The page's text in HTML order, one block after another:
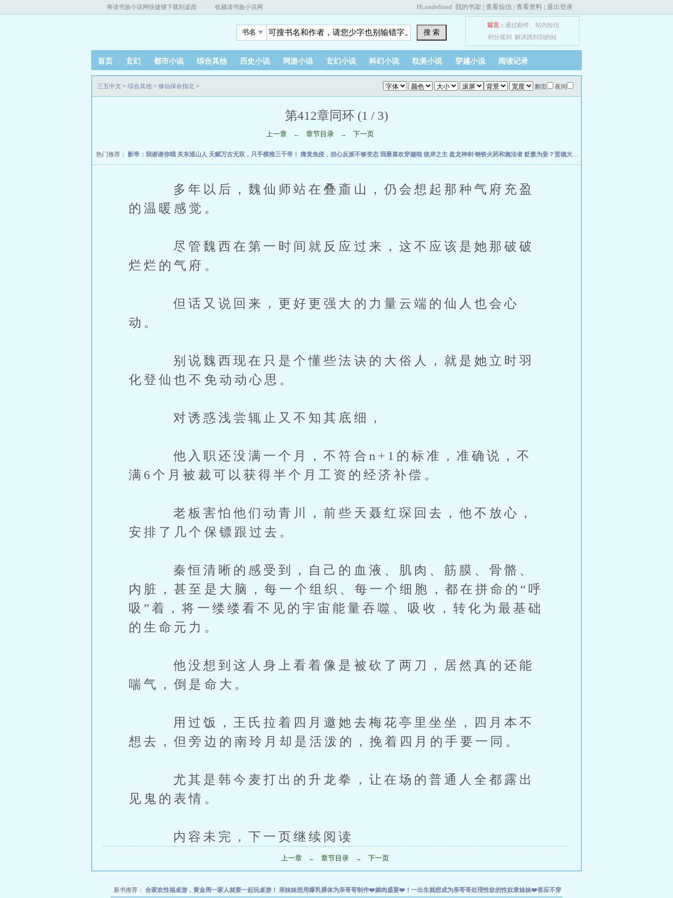
将读书族小说网快捷键下载到桌面 收藏读书族小说网 Hi,undefined 我的书架 | 查看短信 | 查看资料 | 退出登录
书名 搜 索
留言： 通过邮件、 站内短信
积分规则
解决跳到别的站
首页 玄幻 都市小说 综合其他 历史小说 网游小说 玄幻小说 科幻小说 耽美小说 穿越小说 阅读记录
翻页 夜间
三五中文 > 综合其他 > 修仙保命指北 >
第412章同环 (1 / 3)
上一章 ← 章节目录 → 下一页
热门推荐： 影帝：我谢谢你哦 关东巡山人 天赋万古无双，只手横推三千帝！ 痛觉免疫，担心反派不够变态 我最喜欢穿越啦 彼岸之主 盘龙神剑 钢铁火药和施法者 贬妻为妾？贤德大妇她掀桌了
多年以后，魏仙师站在叠齑山，仍会想起那种气府充盈
的温暖感觉。
尽管魏西在第一时间就反应过来，这不应该是她那破破
烂烂的气府。
但话又说回来，更好更强大的力量云端的仙人也会心
动。
别说魏西现在只是个懂些法诀的大俗人，就是她立时羽
化登仙也不免动动心思。
对诱惑浅尝辄止又不知其底细，
他入职还没满一个月，不符合n+1的标准，准确说，不
满6个月被裁可以获得半个月工资的经济补偿。
老板害怕他们动青川，前些天聂红琛回去，他不放心，
安排了几个保镖跟过去。
秦恒清晰的感受到，自己的血液、肌肉、筋膜、骨骼、
内脏，甚至是大脑，每一个组织、每一个细胞，都在拼命的“呼
吸”着，将一缕缕看不见的宇宙能量吞噬、吸收，转化为最基础
的生命元力。
他没想到这人身上看着像是被砍了两刀，居然真的还能
喘气，倒是命大。
用过饭，王氏拉着四月邀她去梅花亭里坐坐，四月本不
想去，但旁边的南玲月却是活泼的，挽着四月的手要一同。
尤其是韩今麦打出的升龙拳，让在场的普通人全都露出
见鬼的表情。
内容未完，下一页继续阅读
上一章 ← 章节目录 → 下一页
新书推荐： 合家欢性福桌游，黄金周一家人就要一起玩桌游！ 亲妹妹想用爆乳裸体为亲哥哥制作❤️媚肉盛宴❤️！一出生就想成为亲哥哥处理性欲的性奴隶妹妹❤️答应不穿